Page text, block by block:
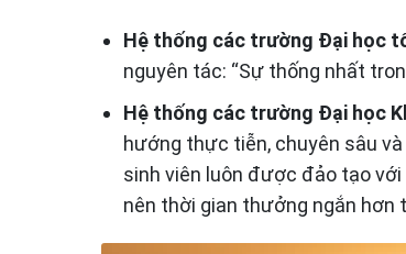
Hệ thống các trường Đại học
nguyên tác: “Sự thống nhất
Hệ thống các trường Đại học
hướng thực tiễn, chuyên sâu
sinh viên luôn được đảo tạo
nên thời gian thưởng ngắn hơn